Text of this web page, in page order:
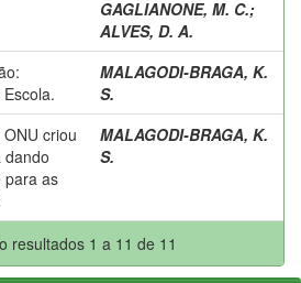
GAGLIANONE, M. C.;
ALVES, D. A.
MALAGODI-BRAGA, K.
S.
criou
dando
para as
MALAGODI-BRAGA, K.
S.
resultados 1 a 11 de 11